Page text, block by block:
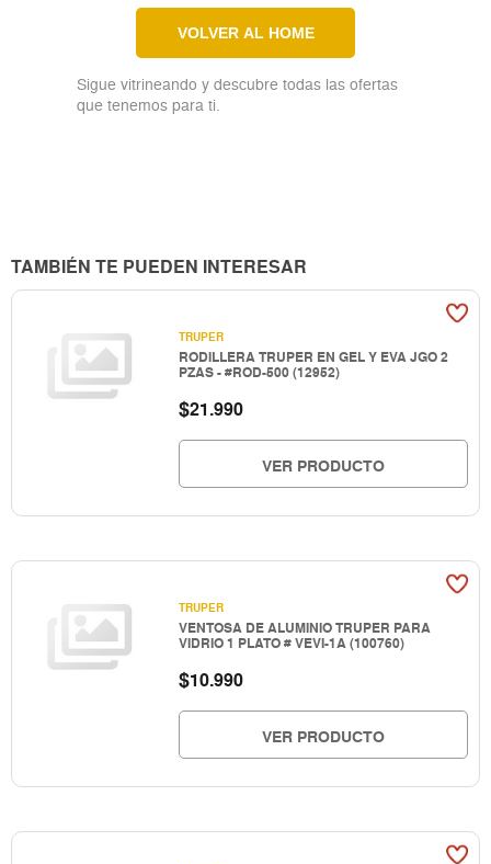
VOLVER AL HOME
Sigue vitrineando y descubre todas las ofertas
que tenemos para ti.
TAMBIÉN TE PUEDEN INTERESAR
TRUPER
RODILLERA TRUPER EN GEL Y EVA JGO 2
PZAS - #ROD-500 (12952)
$21.990
VER PRODUCTO
TRUPER
VENTOSA DE ALUMINIO TRUPER PARA
VIDRIO 1 PLATO # VEVI-1A (100760)
$10.990
VER PRODUCTO